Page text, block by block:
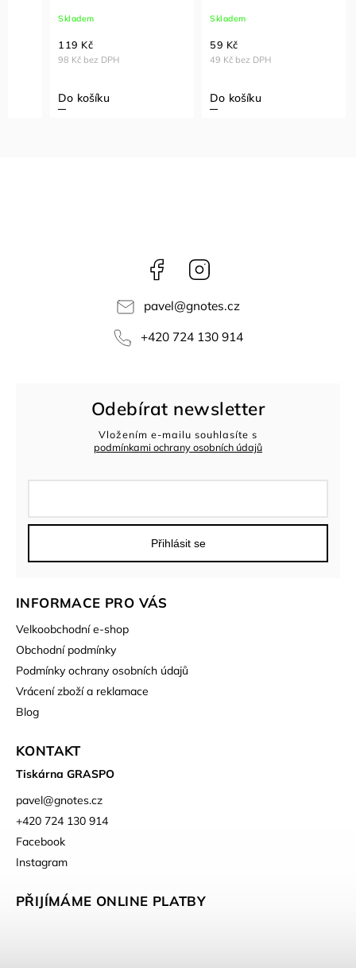
Skladem
98 Kč bez DPH
119 Kč
Do košíku
Skladem
49 Kč bez DPH
59 Kč
Do košíku
Facebook
pavel@gnotes.cz
+420 724 130 914
INFORMACE PRO VÁS
Velkoobchodní e-shop
Obchodní podmínky
Podmínky ochrany osobních údajů
Vrácení zboží a reklamace
Blog
KONTAKT
Tiskárna GRASPO
pavel@gnotes.cz
+420 724 130 914
Facebook
Instagram
PŘIJÍMÁME ONLINE PLATBY
Odebírat newsletter
Vložením e-mailu souhlasíte s
podmínkami ochrany osobních údajů
Přihlásit se